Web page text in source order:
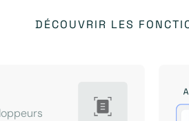
DÉCOUVRIR LES